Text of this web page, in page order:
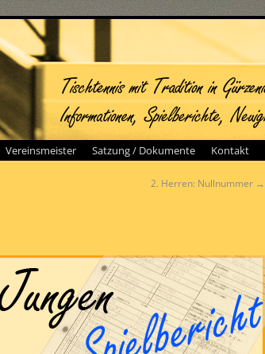
Vereinsmeister Satzung / Dokumente Kontakt
2. Herren: Nullnummer →